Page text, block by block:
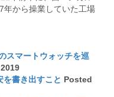
から操業していた工場
スマートウォッチを巡
を書き出すこと Posted